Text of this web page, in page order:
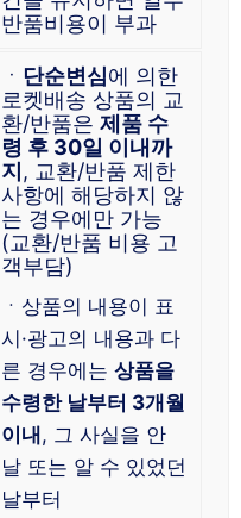
반품비용이 부과
ㆍ 단순변심에 의한
로켓배송 상품의 교
환/반품은 제품 수
령 후 30일 이내까
지 , 교환/반품 제한
사항에 해당하지 않
는 경우에만 가능
(교환/반품 비용 고
객부담)
ㆍ상품의 내용이 표
시·광고의 내용과 다
른 경우에는 상품을
수령한 날부터 3개월
이내 , 그 사실을 안
날 또는 알 수 있었던
날부터